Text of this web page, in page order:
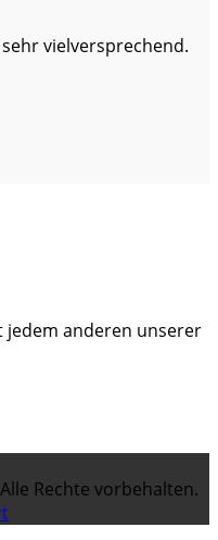
vielversprechend.
jedem anderen unserer
Rechte vorbehalten.